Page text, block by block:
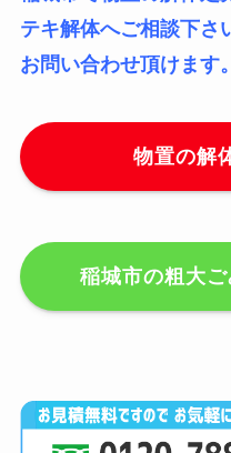
テキ解体へご相談下さ
お問い合わせ頂けます。
物置の解
稲城市の粗大